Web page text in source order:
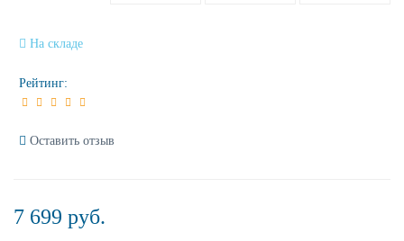
На складе
Рейтинг:
Оставить отзыв
7 699 руб.